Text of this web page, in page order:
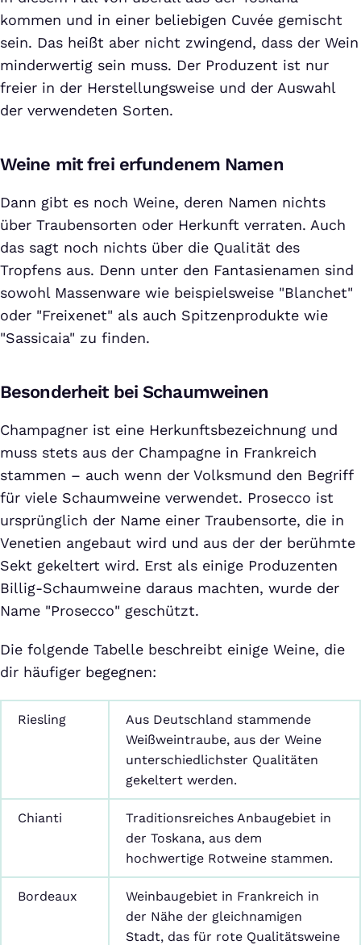
kommen und in einer beliebigen Cuvée gemischt
sein. Das heißt aber nicht zwingend, dass der Wein
minderwertig sein muss. Der Produzent ist nur
freier in der Herstellungsweise und der Auswahl
der verwendeten Sorten.
Weine mit frei erfundenem Namen
Dann gibt es noch Weine, deren Namen nichts
über Traubensorten oder Herkunft verraten. Auch
das sagt noch nichts über die Qualität des
Tropfens aus. Denn unter den Fantasienamen sind
sowohl Massenware wie beispielsweise "Blanchet"
oder "Freixenet" als auch Spitzenprodukte wie
"Sassicaia" zu finden.
Besonderheit bei Schaumweinen
Champagner ist eine Herkunftsbezeichnung und
muss stets aus der Champagne in Frankreich
stammen – auch wenn der Volksmund den Begriff
für viele Schaumweine verwendet. Prosecco ist
ursprünglich der Name einer Traubensorte, die in
Venetien angebaut wird und aus der der berühmte
Sekt gekeltert wird. Erst als einige Produzenten
Billig-Schaumweine daraus machten, wurde der
Name "Prosecco" geschützt.
Die folgende Tabelle beschreibt einige Weine, die
dir häufiger begegnen:
Riesling
Aus Deutschland stammende
Weißweintraube, aus der Weine
unterschiedlichster Qualitäten
gekeltert werden.
Chianti
Traditionsreiches Anbaugebiet in
der Toskana, aus dem
hochwertige Rotweine stammen.
Bordeaux
Weinbaugebiet in Frankreich in
der Nähe der gleichnamigen
Stadt, das für rote Qualitätsweine